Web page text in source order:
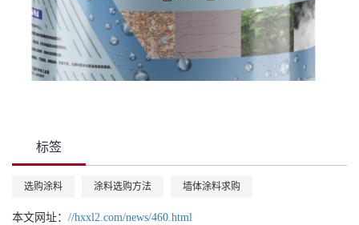
标签
选购涂料 涂料选购方法 墙体涂料求购
本文网址： //hxxl2.com/news/460.html